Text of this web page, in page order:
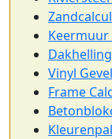
Vinyl
Frame